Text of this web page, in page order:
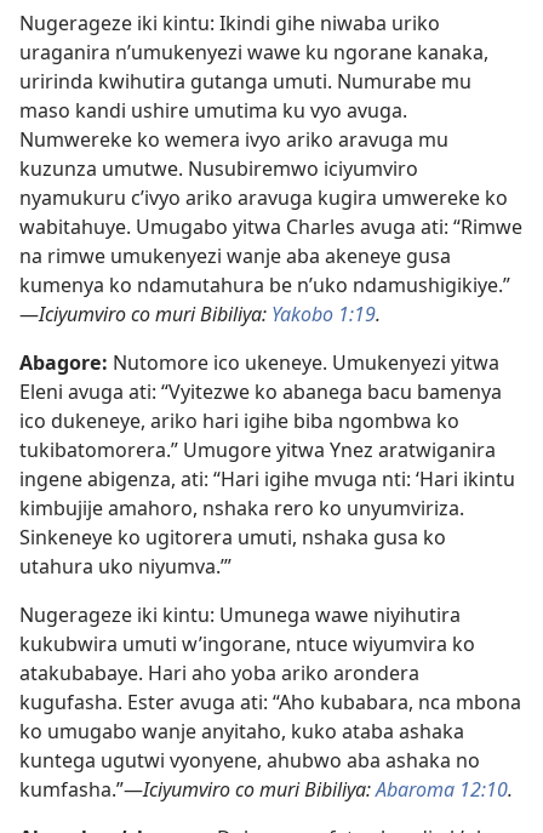
Nugerageze iki kintu: Ikindi gihe niwaba uriko
uraganira n’umukenyezi wawe ku ngorane kanaka,
uririnda kwihutira gutanga umuti. Numurabe mu
maso kandi ushire umutima ku vyo avuga.
Numwereke ko wemera ivyo ariko aravuga mu
kuzunza umutwe. Nusubiremwo iciyumviro
nyamukuru c’ivyo ariko aravuga kugira umwereke ko
wabitahuye. Umugabo yitwa Charles avuga ati: “Rimwe
na rimwe umukenyezi wanje aba akeneye gusa
kumenya ko ndamutahura be n’uko ndamushigikiye.”
—Iciyumviro co muri Bibiliya: Yakobo 1:19.
Abagore: Nutomore ico ukeneye. Umukenyezi yitwa
Eleni avuga ati: “Vyitezwe ko abanega bacu bamenya
ico dukeneye, ariko hari igihe biba ngombwa ko
tukibatomorera.” Umugore yitwa Ynez aratwiganira
ingene abigenza, ati: “Hari igihe mvuga nti: ‘Hari ikintu
kimbujije amahoro, nshaka rero ko unyumviriza.
Sinkeneye ko ugitorera umuti, nshaka gusa ko
utahura uko niyumva.’”
Nugerageze iki kintu: Umunega wawe niyihutira
kukubwira umuti w’ingorane, ntuce wiyumvira ko
atakubabaye. Hari aho yoba ariko arondera
kugufasha. Ester avuga ati: “Aho kubabara, nca mbona
ko umugabo wanje anyitaho, kuko ataba ashaka
kuntega ugutwi vyonyene, ahubwo aba ashaka no
kumfasha.”—Iciyumviro co muri Bibiliya:Abaroma 12:10.